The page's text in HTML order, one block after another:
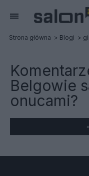
Strona główna Blogi
Belgowie
onucami?